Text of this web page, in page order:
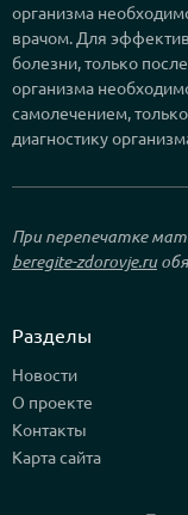
организма
врачом. Для
болезни, только
организма
самолечением,
диагностику
При перепечатке
beregite-zdorovje.ru
Разделы
Новости
О проекте
Контакты
Карта сайта